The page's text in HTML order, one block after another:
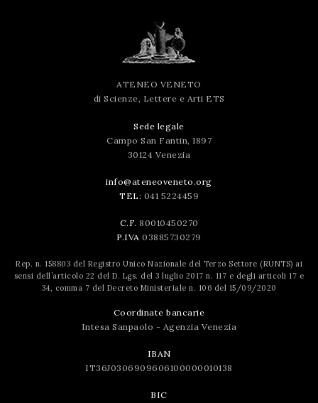
ATENEO VENETO
di Scienze, Lettere e Arti ETS
Sede legale
Campo San Fantin, 1897
30124 Venezia
info@ateneoveneto.org
TEL: 041 5224459
C.F. 80010450270
P.IVA 03885730279
Rep. n. 158803 del Registro Unico Nazionale del Terzo Settore (RUNTS) ai
sensi dell’articolo 22 del D. Lgs. del 3 luglio 2017 n. 117 e degli articoli 17 e
34, comma 7 del Decreto Ministeriale n. 106 del 15/09/2020
Coordinate bancarie
Intesa Sanpaolo - Agenzia Venezia
IBAN
IT36J0306909606100000010138
BIC